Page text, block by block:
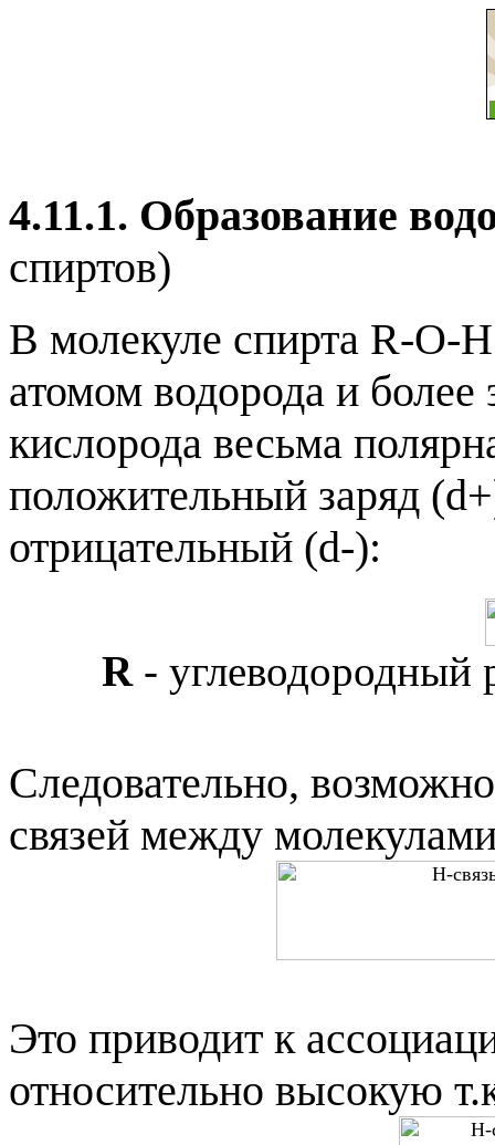
4.11.1. Образование
спиртов)
В молекуле спирта R-O-
атомом водорода и
кислорода весьма
положительный заряд (d
отрицательный (d-):
R- углеводородный
Следовательно,
связей между
Это приводит к
относительно высокую